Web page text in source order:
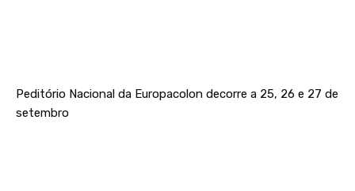
Peditório Nacional da Europacolon decorre a 25, 26 e 27 de
setembro